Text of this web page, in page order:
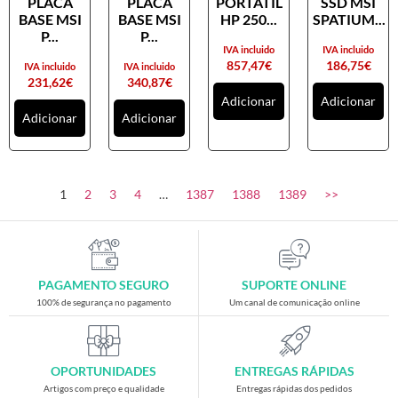
Placas gráficas
SAIS
Ventoínhas
Computadores
All-in-One
Gaming
Acessórios gaming
Cadeiras gaming
Merchandising
BASE MSI
P...
231,62€
IVA incluido
Adicionar
BASE MSI
P...
340,87€
IVA incluido
Adicionar
HP 250...
857,47€
IVA incluido
Adicionar
SPATIUM...
186,75€
IVA incluido
Adicionar
1 2 3 4 … 1387 1388 1389 >>
PAGAMENTO SEGURO
100% de segurança no pagamento
SUPORTE ONLINE
Um canal de comunicação online
OPORTUNIDADES
Artigos com preço e qualidade
ENTREGAS RÁPIDAS
Entregas rápidas dos pedidos